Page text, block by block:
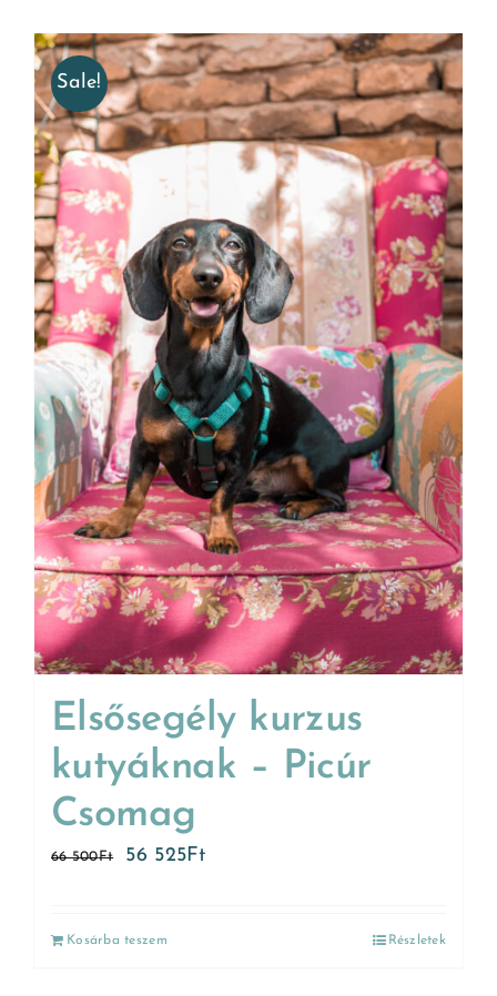
Sale!
Elsősegély kurzus
kutyáknak – Picúr
Csomag
66 500Ft 56 525Ft
Kosárba teszem Részletek